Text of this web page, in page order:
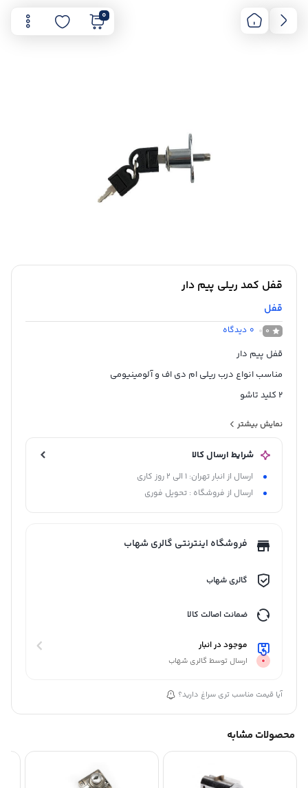
0
قفل کمد ریلی پیم دار
قفل
0
0 دیدگاه
قفل پیم دار
مناسب انواع درب ریلی ام دی اف و آلومینیومی
2 کلید تاشو
نمایش بیشتر
شرایط ارسال کالا
ارسال از انبار تهران: 1 الی 2 روز کاری
ارسال از فروشگاه : تحویل فوری
فروشگاه اینترنتی گالری شهاب
گالری شهاب
ضمانت اصالت کالا
موجود در انبار
ارسال توسط گالری شهاب
آیا قیمت مناسب تری سراغ دارید؟
محصولات مشابه